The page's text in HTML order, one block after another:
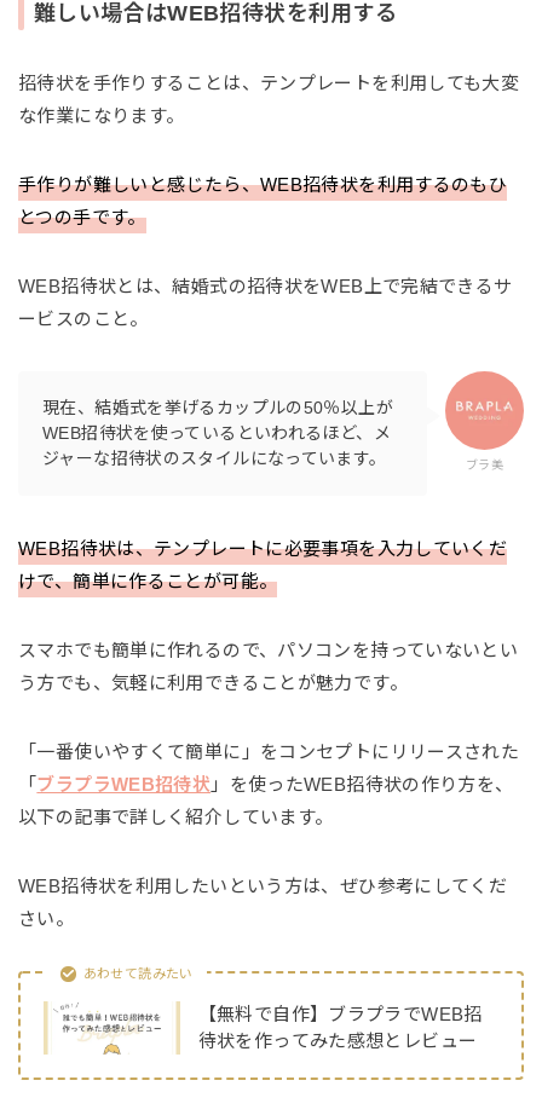
難しい場合はWEB招待状を利用する
招待状を手作りすることは、テンプレートを利用しても大変
な作業になります。
手作りが難しいと感じたら、WEB招待状を利用するのもひ
とつの手です。
WEB招待状とは、結婚式の招待状をWEB上で完結できるサ
ービスのこと。
ブラ美
現在、結婚式を挙げるカップルの50％以上が
WEB招待状を使っているといわれるほど、メ
ジャーな招待状のスタイルになっています。
WEB招待状は、テンプレートに必要事項を入力していくだ
けで、簡単に作ることが可能。
スマホでも簡単に作れるので、パソコンを持っていないとい
う方でも、気軽に利用できることが魅力です。
「一番使いやすくて簡単に」をコンセプトにリリースされた
「 ブラプラWEB招待状 」を使ったWEB招待状の作り方を、
以下の記事で詳しく紹介しています。
WEB招待状を利用したいという方は、ぜひ参考にしてくだ
さい。
あわせて読みたい
【無料で自作】ブラプラでWEB招
待状を作ってみた感想とレビュー